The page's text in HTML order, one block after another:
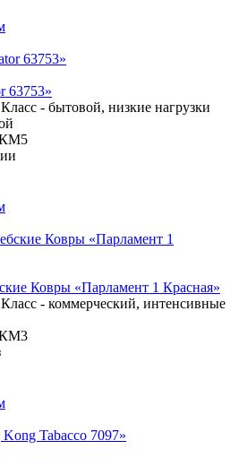
63753»
- бытовой, низкие нагрузки
Ковры «Парламент 1 Красная»
- коммерческий, интенсивные